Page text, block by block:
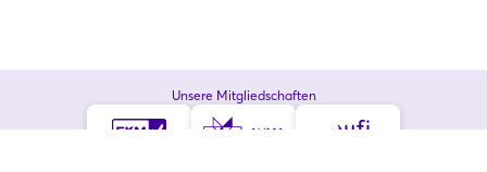
Unsere Mitgliedschaften